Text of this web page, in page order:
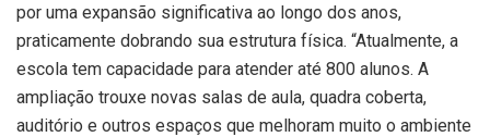
por uma expansão significativa ao longo dos anos,
praticamente dobrando sua estrutura física. “Atualmente, a
escola tem capacidade para atender até 800 alunos. A
ampliação trouxe novas salas de aula, quadra coberta,
auditório e outros espaços que melhoram muito o ambiente